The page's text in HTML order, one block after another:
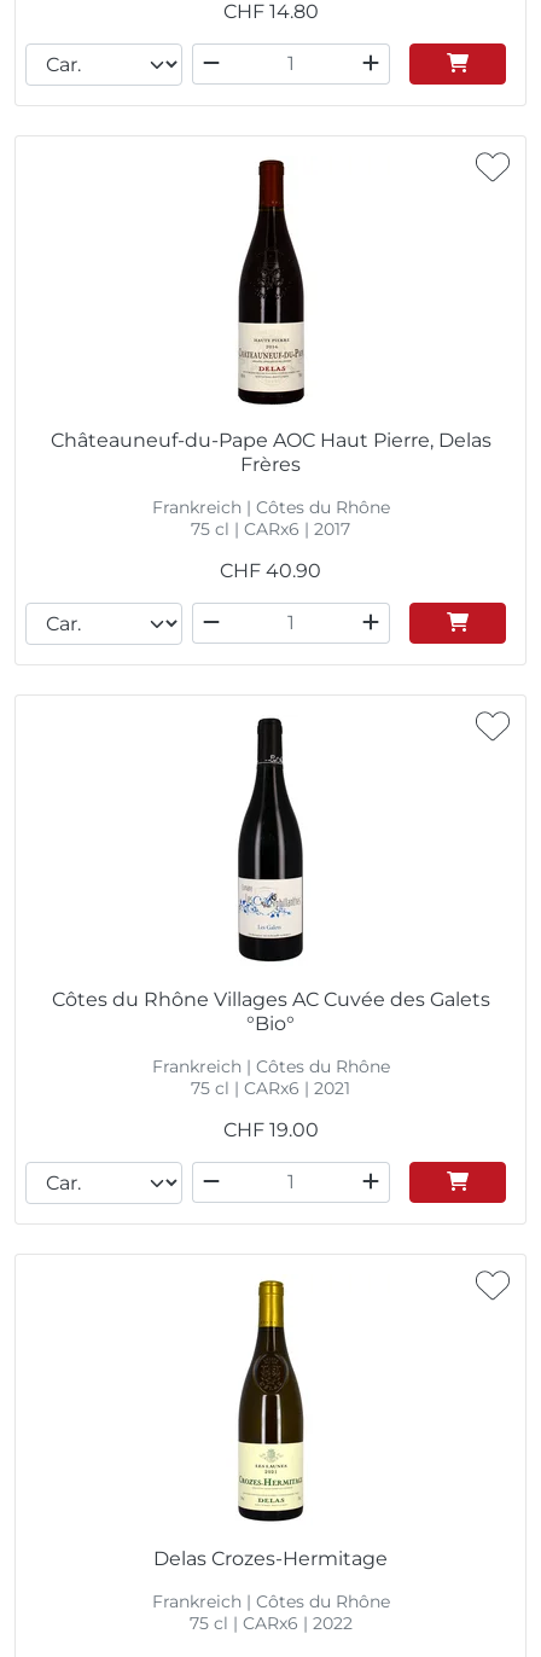
CHF 14.80
Châteauneuf-du-Pape AOC Haut Pierre, Delas
Frères
Frankreich | Côtes du Rhône
75 cl | CARx6 | 2017
CHF 40.90
Côtes du Rhône Villages AC Cuvée des Galets
°Bio°
Frankreich | Côtes du Rhône
75 cl | CARx6 | 2021
CHF 19.00
Delas Crozes-Hermitage
Frankreich | Côtes du Rhône
75 cl | CARx6 | 2022